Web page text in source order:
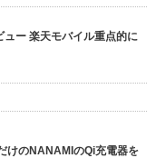
ー 楽天モバイル重点的に
けのNANAMIのQi充電器を